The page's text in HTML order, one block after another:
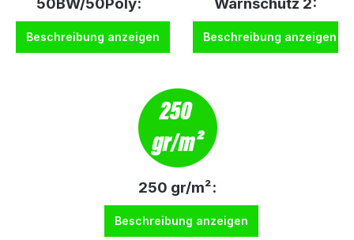
50BW/50Poly:
Beschreibung anzeigen
Warnschutz 2:
Beschreibung anzeigen
250 gr/m²:
Beschreibung anzeigen